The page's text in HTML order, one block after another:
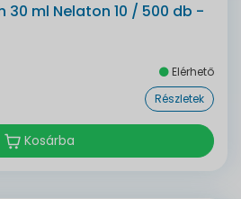
30 ml Nelaton 10 / 500 db -
Elérhető
Részletek
Kosárba